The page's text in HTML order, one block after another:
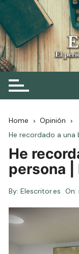
Skip
to
content
El periódico digital
Home
Opinión
He recordado a una
He
persona |
By: Elescritor.es On: